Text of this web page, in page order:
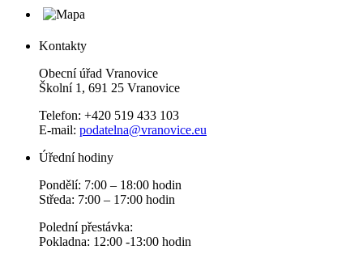
Kontakty
Obecní úřad Vranovice
Školní 1, 691 25 Vranovice
Telefon: +420 519 433 103
E-mail: podatelna@vranovice.eu
Úřední hodiny
Pondělí: 7:00 – 18:00 hodin
Středa: 7:00 – 17:00 hodin
Polední přestávka:
Pokladna: 12:00 -13:00 hodin